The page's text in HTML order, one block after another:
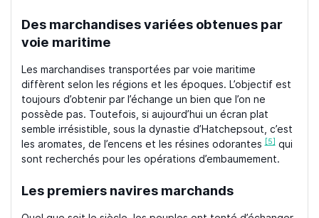
Des marchandises variées obtenues par
voie maritime
Les marchandises transportées par voie maritime
diffèrent selon les régions et les époques. L’objectif est
toujours d’obtenir par l’échange un bien que l’on ne
possède pas. Toutefois, si aujourd’hui un écran plat
semble irrésistible, sous la dynastie d’Hatchepsout, c’est
les aromates, de l’encens et les résines odorantes [5]qui
sont recherchés pour les opérations d’embaumement.
Les premiers navires marchands